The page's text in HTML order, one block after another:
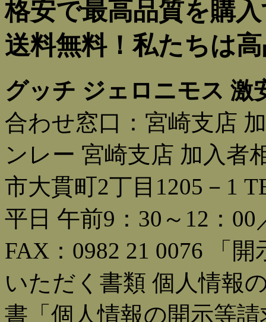
格安で最高品質を購
送料無料！私たちは
グッチ ジェロニモス 激
合わせ窓口：宮崎支店
ンレー 宮崎支店 加入者
市大貫町2丁目1205－1
平日 午前9：30～12：
FAX：0982 21 0076 「
いただく書類 個人情報
書「個人情報の開示等